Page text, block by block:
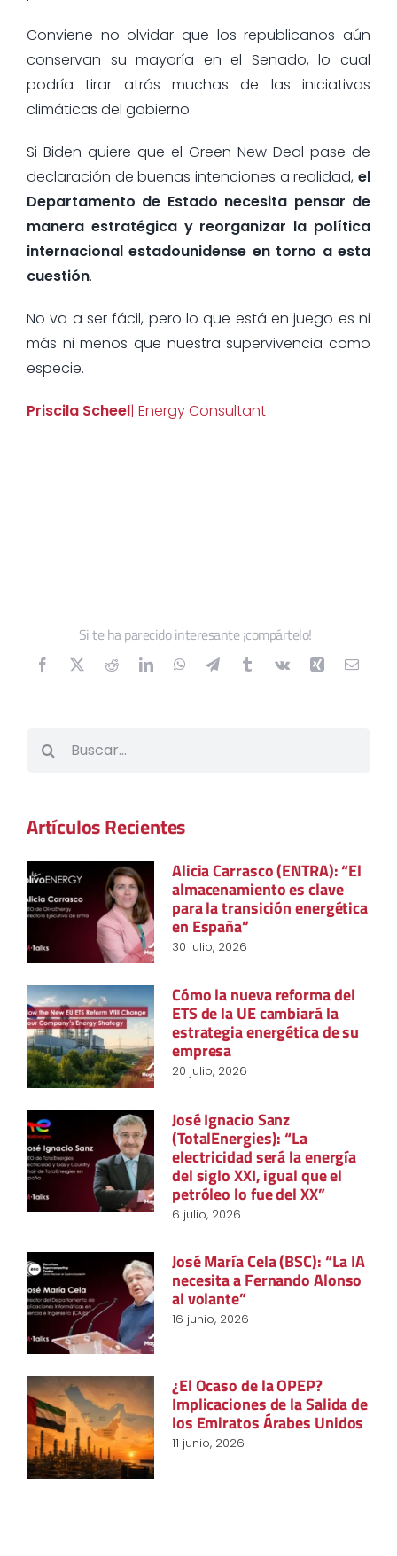
Conviene no olvidar que los republicanos aún
conservan su mayoría en el Senado, lo cual
podría tirar atrás muchas de las iniciativas
climáticas del gobierno.
Si Biden quiere que el Green New Deal pase de
declaración de buenas intenciones a realidad,el
Departamento de Estado necesita pensar de
manera estratégica y reorganizar la política
internacional estadounidense en torno a esta
cuestión.
No va a ser fácil, pero lo que está en juego es ni
más ni menos que nuestra supervivencia como
especie.
Priscila Scheel| Energy Consultant
Si te ha parecido interesante ¡compártelo!
Artículos Recientes
Alicia Carrasco (ENTRA): “El
almacenamiento es clave
para la transición energética
en España”
30 julio, 2026
Cómo la nueva reforma del
ETS de la UE cambiará la
estrategia energética de su
empresa
20 julio, 2026
José Ignacio Sanz
(TotalEnergies): “La
electricidad será la energía
del siglo XXI, igual que el
petróleo lo fue del XX”
6 julio, 2026
José María Cela (BSC): “La IA
necesita a Fernando Alonso
al volante”
16 junio, 2026
¿El Ocaso de la OPEP?
Implicaciones de la Salida de
los Emiratos Árabes Unidos
11 junio, 2026